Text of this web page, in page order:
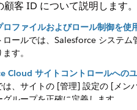
客 ID について説明します。
ロファイルおよびロール制御を使
ロールでは、Salesforce システ
す。
Cloud サイトコントロールへの
は、サイトの [管理] 設定の [メン
ループを正確に定義します。